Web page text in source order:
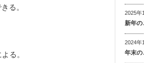
る。
る。
2025年
新年の
2024年
年末の